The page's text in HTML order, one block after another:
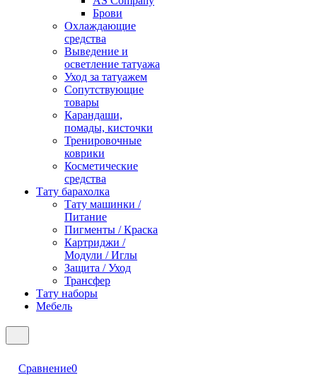
Брови
Охлаждающие
средства
Выведение и
осветление татуажа
Уход за татуажем
Сопутствующие
товары
Карандаши,
помады, кисточки
Тренировочные
коврики
Косметические
средства
Тату барахолка
Тату машинки /
Питание
Пигменты / Краска
Картриджи /
Модули / Иглы
Защита / Уход
Трансфер
Тату наборы
Мебель
Сравнение0